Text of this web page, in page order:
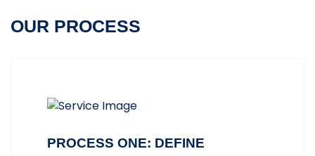
OUR PROCESS
PROCESS ONE: DEFINE